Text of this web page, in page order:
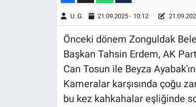
U. G. 21.09.2025 - 10:12
Önceki dönem Zonguldak
Başkan Tahsin Erdem, AK
Can Tosun ile Beyza
Kameralar karşısında çoğu
bu kez kahkahalar eşliğinde